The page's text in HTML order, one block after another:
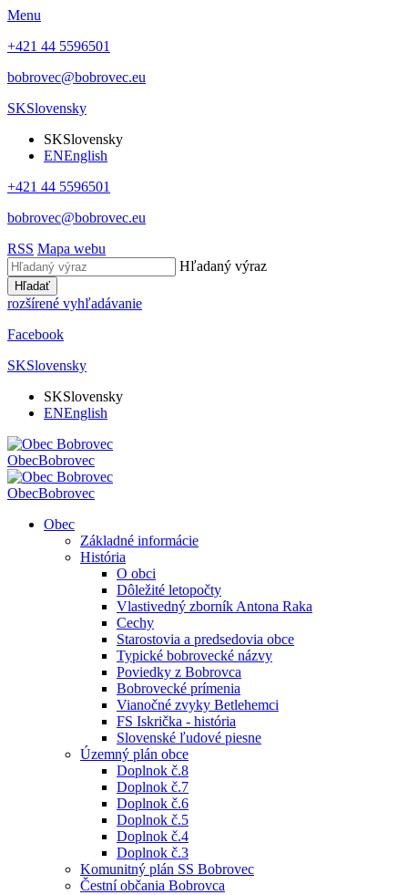
Menu
+421 44 5596501
bobrovec@bobrovec.eu
SKSlovensky
SKSlovensky
ENEnglish
+421 44 5596501
bobrovec@bobrovec.eu
RSS Mapa webu
Hľadaný výraz
Hľadať
rozšírené vyhľadávanie
Facebook
SKSlovensky
SKSlovensky
ENEnglish
ObecBobrovec
ObecBobrovec
Obec
Základné informácie
História
O obci
Dôležité letopočty
Vlastivedný zborník Antona Raka
Cechy
Starostovia a predsedovia obce
Typické bobrovecké názvy
Poviedky z Bobrovca
Bobrovecké prímenia
Vianočné zvyky Betlehemci
FS Iskrička - história
Slovenské ľudové piesne
Územný plán obce
Doplnok č.8
Doplnok č.7
Doplnok č.6
Doplnok č.5
Doplnok č.4
Doplnok č.3
Komunitný plán SS Bobrovec
Čestní občania Bobrovca